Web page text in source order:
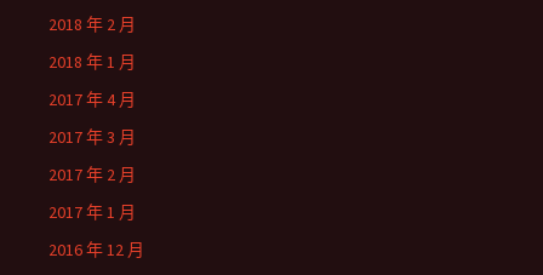
2018 年 2 月
2018 年 1 月
2017 年 4 月
2017 年 3 月
2017 年 2 月
2017 年 1 月
2016 年 12 月